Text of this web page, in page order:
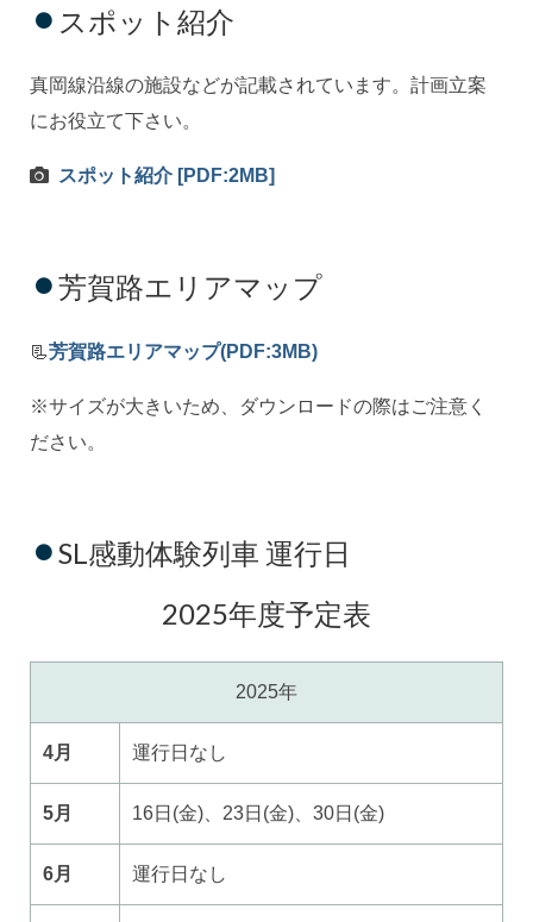
スポット紹介
真岡線沿線の施設などが記載されています。計画立案
にお役立て下さい。
スポット紹介 [PDF:2MB]
芳賀路エリアマップ
📃芳賀路エリアマップ(PDF:3MB)
※サイズが大きいため、ダウンロードの際はご注意く
ださい。
SL感動体験列車 運行日
2025年度予定表
2025年
4月 運行日なし
5月 16日(金)、23日(金)、30日(金)
6月 運行日なし